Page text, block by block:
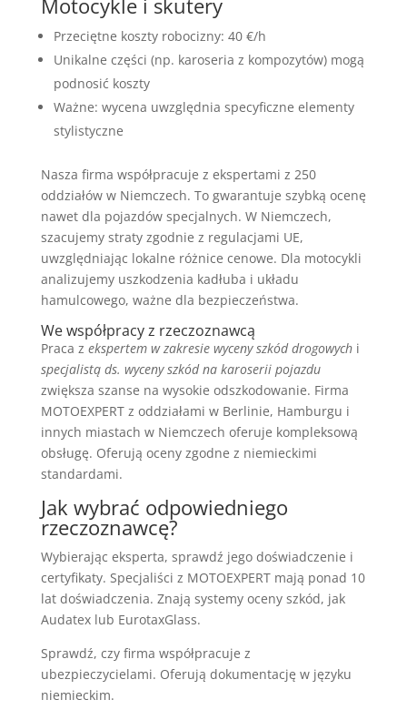
Przeciętne koszty robocizny: 40 €/h
Unikalne części (np. karoseria z kompozytów) mogą
podnosić koszty
Ważne: wycena uwzględnia specyficzne elementy
stylistyczne
Nasza firma współpracuje z ekspertami z 250
oddziałów w Niemczech. To gwarantuje szybką ocenę
nawet dla pojazdów specjalnych. W Niemczech,
szacujemy straty zgodnie z regulacjami UE,
uwzględniając lokalne różnice cenowe. Dla motocykli
analizujemy uszkodzenia kadłuba i układu
hamulcowego, ważne dla bezpieczeństwa.
We współpracy z rzeczoznawcą
Praca z ekspertem w zakresie wyceny szkód drogowychi
specjalistą ds. wyceny szkód na karoserii pojazdu
zwiększa szanse na wysokie odszkodowanie. Firma
MOTOEXPERT z oddziałami w Berlinie, Hamburgu i
innych miastach w Niemczech oferuje kompleksową
obsługę. Oferują oceny zgodne z niemieckimi
standardami.
Jak wybrać odpowiedniego
rzeczoznawcę?
Wybierając eksperta, sprawdź jego doświadczenie i
certyfikaty. Specjaliści z MOTOEXPERT mają ponad 10
lat doświadczenia. Znają systemy oceny szkód, jak
Audatex lub EurotaxGlass.
Sprawdź, czy firma współpracuje z
ubezpieczycielami. Oferują dokumentację w języku
niemieckim.